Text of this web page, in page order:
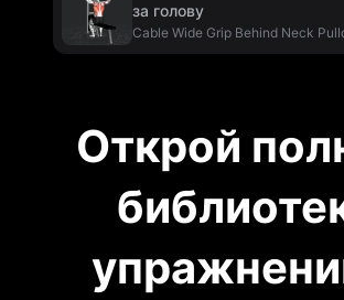
за голову
Cable Wide Grip Behind Neck
Открой